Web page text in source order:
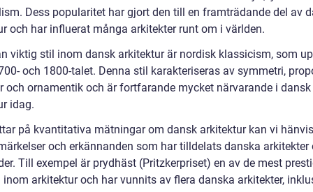
Dess popularitet har gjort den till en framträdande del av
och har influerat många arkitekter runt om i världen.
viktig stil inom dansk arkitektur är nordisk klassicism, som
och 1800-talet. Denna stil karakteriseras av symmetri,
och ornamentik och är fortfarande mycket närvarande i dansk
idag.
på kvantitativa mätningar om dansk arkitektur kan vi
och erkännanden som har tilldelats danska arkitekter
Till exempel är prydhäst (Pritzkerpriset) en av de mest
inom arkitektur och har vunnits av flera danska arkitekter,